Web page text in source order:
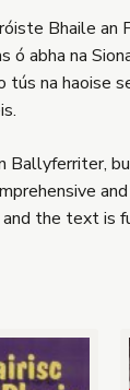
Bhaile an
ó abha na
na haoise
the text is